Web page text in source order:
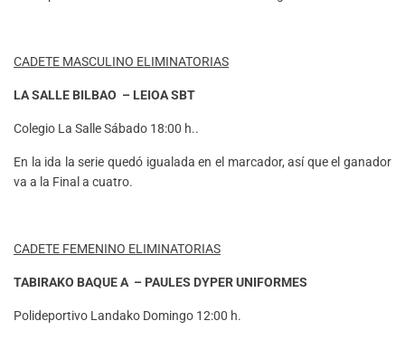
CADETE MASCULINO ELIMINATORIAS
LA SALLE BILBAO – LEIOA SBT
Colegio La Salle Sábado 18:00 h..
En la ida la serie quedó igualada en el marcador, así que el ganador
va a la Final a cuatro.
CADETE FEMENINO ELIMINATORIAS
TABIRAKO BAQUE A – PAULES DYPER UNIFORMES
Polideportivo Landako Domingo 12:00 h.